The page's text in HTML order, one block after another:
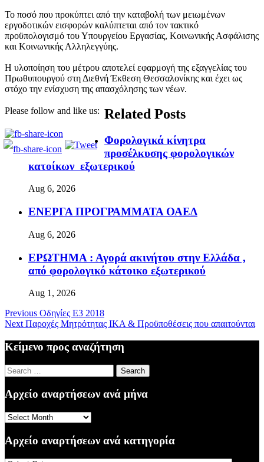
Το ποσό που προκύπτει από την καταβολή των μειωμένων
εργοδοτικών εισφορών καλύπτεται από τον τακτικό
προϋπολογισμό του Υπουργείου Εργασίας, Κοινωνικής Ασφάλισης
και Κοινωνικής Αλληλεγγύης.
Η υλοποίηση του μέτρου αποτελεί εφαρμογή της εξαγγελίας του
Πρωθυπουργού στη Διεθνή Έκθεση Θεσσαλονίκης και έχει ως
στόχο την ενίσχυση της απασχόλησης των νέων.
Please follow and like us: Related Posts
Φορολογικά κίνητρα
προσέλκυσης φορολογικών
κατοίκων εξωτερικού
Aug 6, 2026
ΕΝΕΡΓΑ ΠΡΟΓΡΑΜΜΑΤΑ ΟΑΕΔ
Aug 6, 2026
ΕΡΩΤΗΜΑ : Αγορά ακινήτου στην Ελλάδα ,
από φορολογικό κάτοικο εξωτερικού
Aug 1, 2026
Previous Οδηγίες Ε3 2018
Next Παροχές Μητρότητας ΙΚΑ & Προϋποθέσεις που απαιτούνται
Κείμενο προς αναζήτηση
Search
for:
Αρχείο αναρτήσεων ανά μήνα
Αρχείο
ανά
μήνα
Αρχείο αναρτήσεων ανά κατηγορία